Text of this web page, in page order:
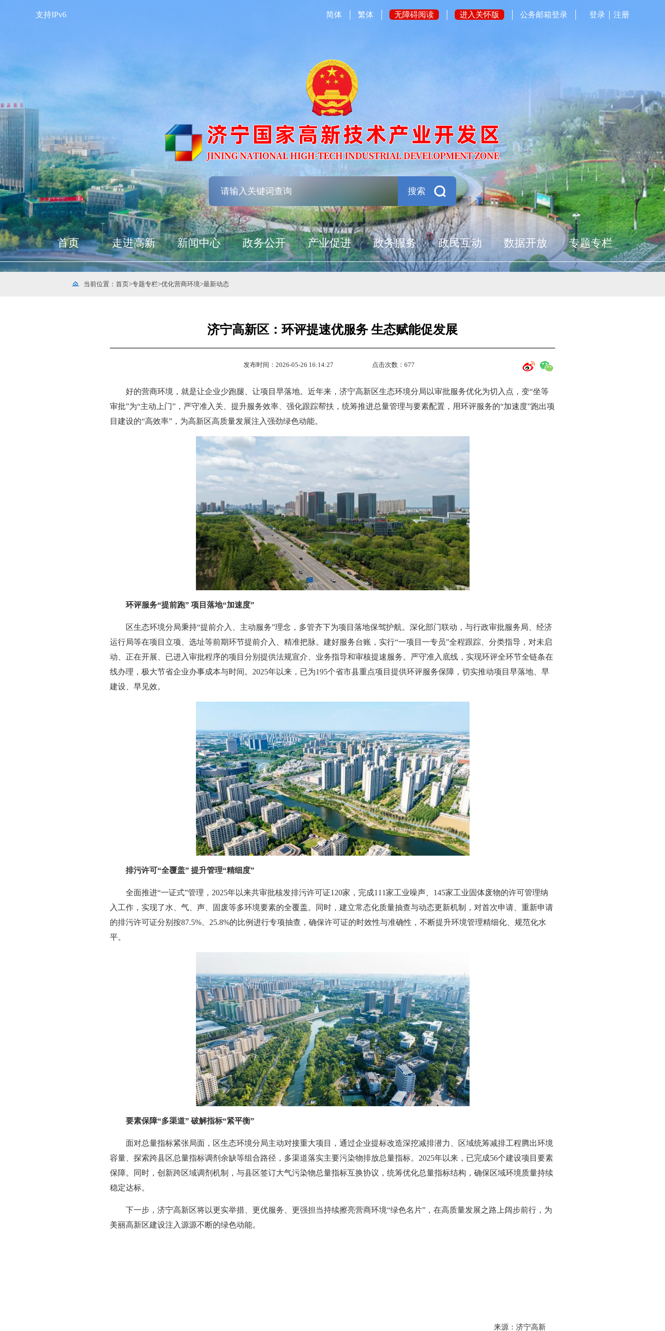
支持IPv6 简体 繁体 无障碍阅读 进入关怀版 公务邮箱登录 登录 注册
搜索
首页 走进高新 新闻中心 政务公开 产业促进 政务服务 政民互动 数据开放 专题专栏
当前位置： 首页>专题专栏>优化营商环境>最新动态
济宁高新区：环评提速优服务 生态赋能促发展
发布时间：2026-05-26 16:14:27 点击次数： 677
好的营商环境，就是让企业少跑腿、让项目早落地。近年来，济宁高新区生态环境分局以审批服务优化为切入点，变“坐等
审批”为“主动上门”，严守准入关、提升服务效率、强化跟踪帮扶，统筹推进总量管理与要素配置，用环评服务的“加速度”跑出项
目建设的“高效率”，为高新区高质量发展注入强劲绿色动能。
环评服务“提前跑” 项目落地“加速度”
区生态环境分局秉持“提前介入、主动服务”理念，多管齐下为项目落地保驾护航。深化部门联动，与行政审批服务局、经济
运行局等在项目立项、选址等前期环节提前介入、精准把脉。建好服务台账，实行“一项目一专员”全程跟踪、分类指导，对未启
动、正在开展、已进入审批程序的项目分别提供法规宣介、业务指导和审核提速服务。严守准入底线，实现环评全环节全链条在
线办理，极大节省企业办事成本与时间。2025年以来，已为195个省市县重点项目提供环评服务保障，切实推动项目早落地、早
建设、早见效。
排污许可“全覆盖” 提升管理“精细度”
全面推进“一证式”管理，2025年以来共审批核发排污许可证120家，完成111家工业噪声、145家工业固体废物的许可管理纳
入工作，实现了水、气、声、固废等多环境要素的全覆盖。同时，建立常态化质量抽查与动态更新机制，对首次申请、重新申请
的排污许可证分别按87.5%、25.8%的比例进行专项抽查，确保许可证的时效性与准确性，不断提升环境管理精细化、规范化水
平。
要素保障“多渠道” 破解指标“紧平衡”
面对总量指标紧张局面，区生态环境分局主动对接重大项目，通过企业提标改造深挖减排潜力、区域统筹减排工程腾出环境
容量、探索跨县区总量指标调剂余缺等组合路径，多渠道落实主要污染物排放总量指标。2025年以来，已完成56个建设项目要素
保障。同时，创新跨区域调剂机制，与县区签订大气污染物总量指标互换协议，统筹优化总量指标结构，确保区域环境质量持续
稳定达标。
下一步，济宁高新区将以更实举措、更优服务、更强担当持续擦亮营商环境“绿色名片”，在高质量发展之路上阔步前行，为
美丽高新区建设注入源源不断的绿色动能。
来源：济宁高新